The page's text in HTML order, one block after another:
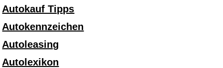
Autokauf Tipps
Autokennzeichen
Autoleasing
Autolexikon